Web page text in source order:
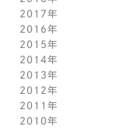
5月(1)
4月(1)
3月(1)
2月(1)
1月(2)
5月(1)
4月(1)
3月(1)
2月(1)
1月(2)
6月(1)
5月(1)
4月(1)
3月(1)
2月(1)
1月(2)
7月(1)
6月(1)
5月(1)
4月(1)
3月(2)
1月(2)
8月(1)
7月(1)
6月(1)
5月(1)
4月(1)
3月(1)
2月(1)
1月(2)
7月(1)
6月(2)
5月(2)
4月(3)
3月(2)
2月(1)
10月(1)
9月(2)
7月(1)
6月(2)
4月(1)
3月(1)
2月(1)
1月(1)
12月(1)
11月(1)
10月(1)
9月(2)
8月(1)
7月(1)
5月(1)
4月(1)
2017年
12月(1)
11月(1)
10月(1)
9月(1)
8月(1)
7月(1)
6月(1)
2016年
12月(1)
11月(1)
10月(1)
9月(1)
8月(1)
7月(1)
2015年
12月(1)
11月(1)
10月(1)
9月(1)
8月(1)
2014年
12月(1)
11月(1)
10月(1)
9月(1)
2013年
12月(1)
11月(1)
10月(1)
2012年
12月(1)
11月(1)
2011年
12月(1)
2010年